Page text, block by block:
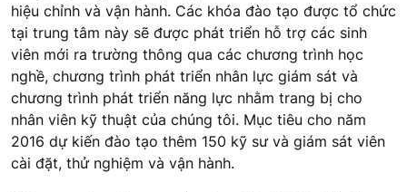
hiệu chỉnh và vận hành. Các khóa đào tạo được tổ chức
tại trung tâm này sẽ được phát triển hỗ trợ các sinh
viên mới ra trường thông qua các chương trình học
nghề, chương trình phát triển nhân lực giám sát và
chương trình phát triển năng lực nhằm trang bị cho
nhân viên kỹ thuật của chúng tôi. Mục tiêu cho năm
2016 dự kiến đào tạo thêm 150 kỹ sư và giám sát viên
cài đặt, thử nghiệm và vận hành.